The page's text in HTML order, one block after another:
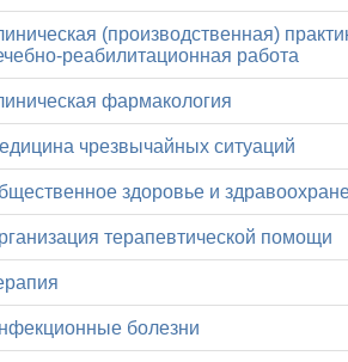
(производственная)
реабилитационная работа
фармакология
чрезвычайных ситуаций
здоровье и
терапевтической помощи
болезни